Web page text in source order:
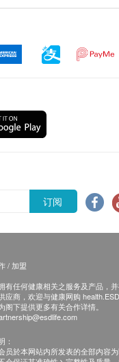
订阅
/ 加盟
有任何健康相关之服务及产品，
应商，欢迎与健康网购
阁下提供更多有关合作详情。
：
员於本网站内所发表的全部内容